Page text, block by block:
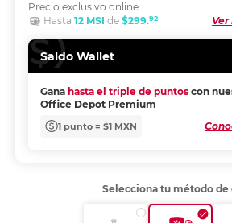
Precio exclusivo online
Ver
Hasta 12 MSI de $299.92
Saldo Wallet
Gana hasta el triple de puntos con
Office Depot Premium
1 punto = $1 MXN
Selecciona tu método de